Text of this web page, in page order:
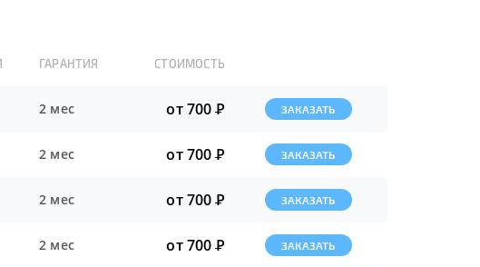
ГАРАНТИЯ СТОИМОСТЬ
2 мес от 700Р ЗАКАЗАТЬ
2 мес от 700Р ЗАКАЗАТЬ
2 мес от 700Р ЗАКАЗАТЬ
2 мес от 700Р ЗАКАЗАТЬ